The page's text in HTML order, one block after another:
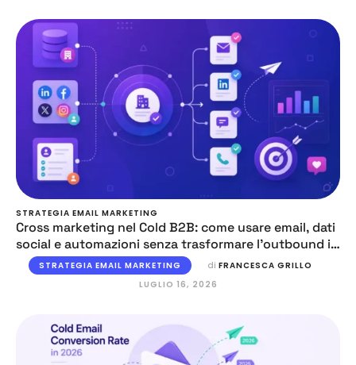
STRATEGIA EMAIL MARKETING
Cross marketing nel Cold B2B: come usare email, dati
social e automazioni senza trasformare l’outbound in
caosSTRATEGIA EMAIL MARKETING di FRANCESCA GRILLO
LUGLIO 16, 2026